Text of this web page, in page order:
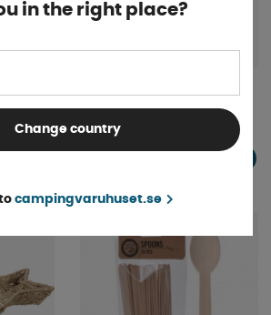
4-
Eco Engångstallrik Djup 6-
Finns i lager
in the right place?
Change country
campingvaruhuset.se